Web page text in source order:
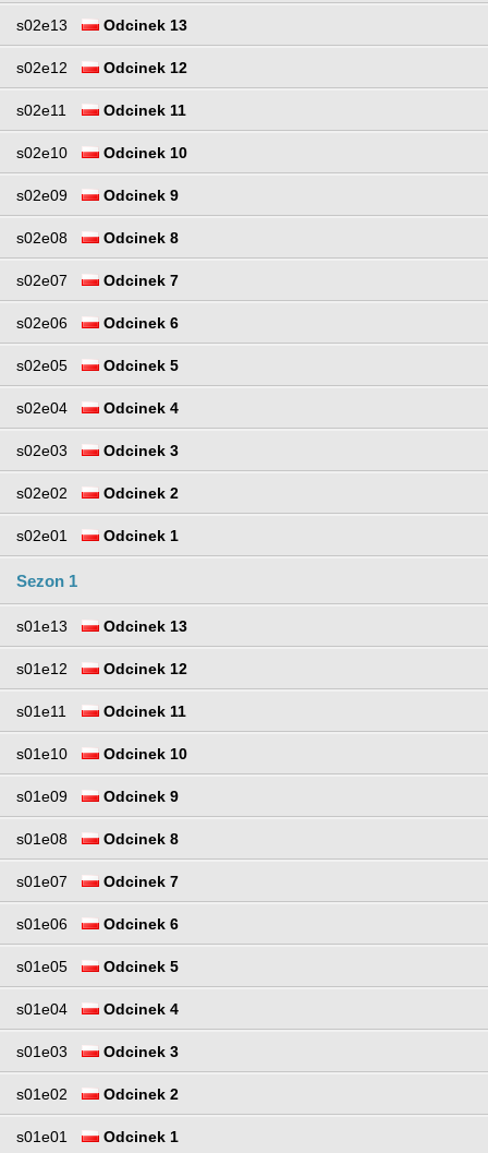
s02e13 Odcinek 13
s02e12 Odcinek 12
s02e11 Odcinek 11
s02e10 Odcinek 10
s02e09 Odcinek 9
s02e08 Odcinek 8
s02e07 Odcinek 7
s02e06 Odcinek 6
s02e05 Odcinek 5
s02e04 Odcinek 4
s02e03 Odcinek 3
s02e02 Odcinek 2
s02e01 Odcinek 1
Sezon 1
s01e13 Odcinek 13
s01e12 Odcinek 12
s01e11 Odcinek 11
s01e10 Odcinek 10
s01e09 Odcinek 9
s01e08 Odcinek 8
s01e07 Odcinek 7
s01e06 Odcinek 6
s01e05 Odcinek 5
s01e04 Odcinek 4
s01e03 Odcinek 3
s01e02 Odcinek 2
s01e01 Odcinek 1